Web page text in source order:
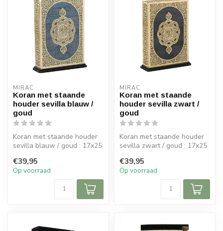
MIRAC
Koran met staande
houder sevilla blauw /
goud
Koran met staande houder
sevilla blauw / goud : 17x25
€39,95
Op voorraad
MIRAC
Koran met staande
houder sevilla zwart /
goud
Koran met staande houder
sevilla zwart / goud : 17x25
€39,95
Op voorraad